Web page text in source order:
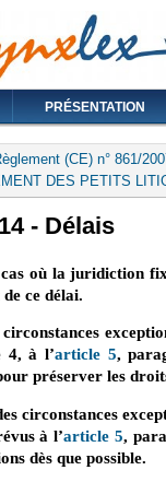
PRÉSENTATION
ici (CE) n° 861/
DES PETITS
- Délais
où la juridiction
ce délai.
circonstances
4, à l’article 5,
préserver les
circonstances
à l’article 5,
dès que possible.